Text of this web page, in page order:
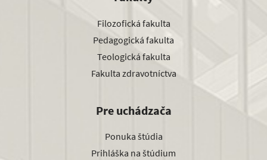
Filozofická fakulta
Pedagogická fakulta
Teologická fakulta
Fakulta zdravotníctva
Pre uchádzača
Ponuka štúdia
Prihláška na štúdium